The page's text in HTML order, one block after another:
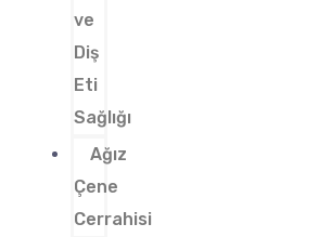
ve
Diş
Eti
Sağlığı
Ağız
Çene
Cerrahisi